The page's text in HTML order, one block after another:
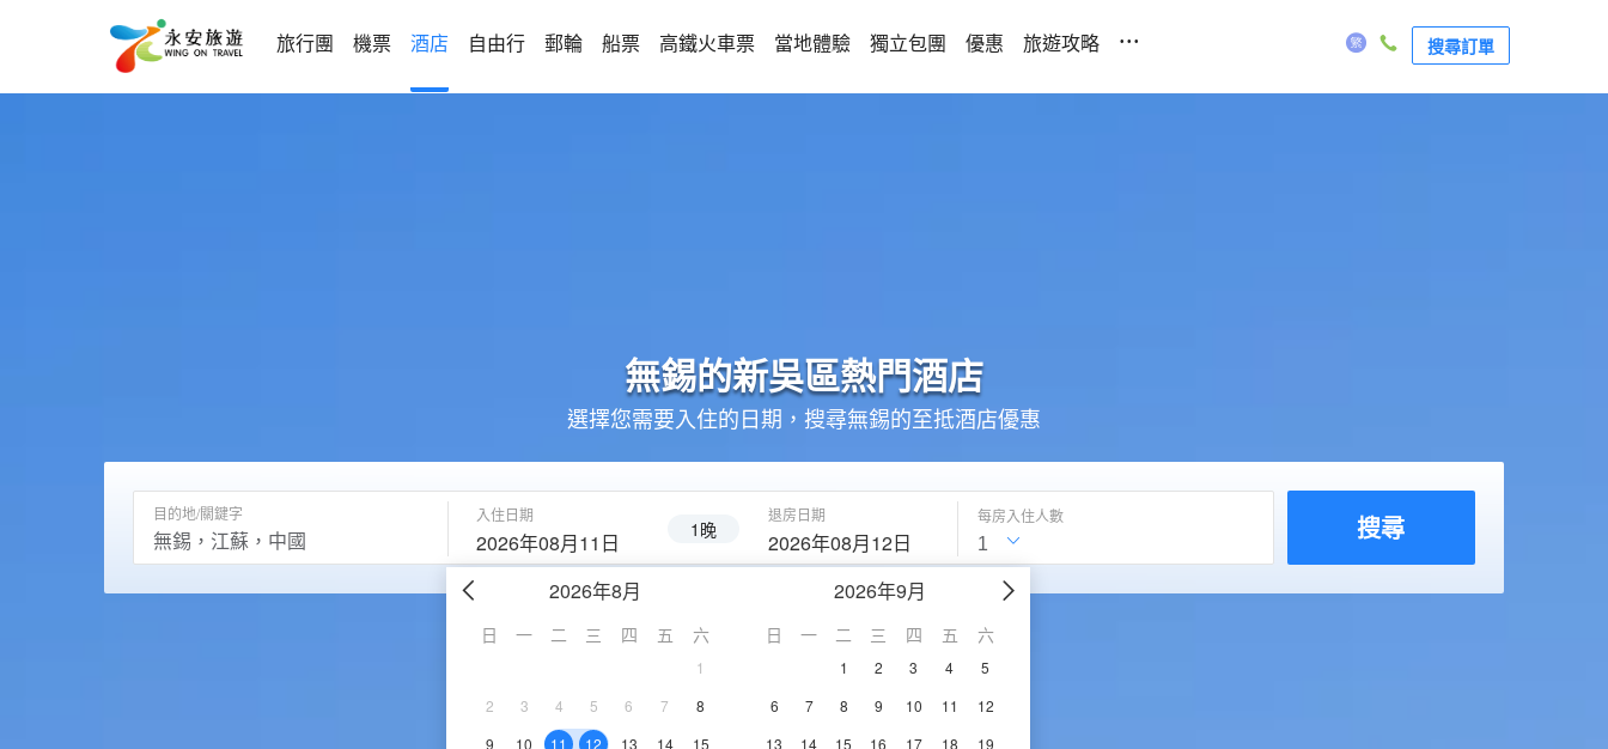
旅行團 機票 酒店 自由行 郵輪 船票 高鐵火車票 當地體驗 獨立包團 優惠 旅遊攻略 ... 搜尋訂單
無錫的新吳區熱門酒店
選擇您需要入住的日期，搜尋無錫的至抵酒店優惠
目的地/關鍵字 入住日期
2026年08月11日 1晚
退房日期
2026年08月12日
2026年8月
日 一 二 三 四 五 六
1
2
3 4 5 6 7
8
9
10 11 12 13 14
15
2026年9月
日 一 二 三 四 五 六
1 2 3 4
5
6
7 8 9 10 11
12
13
14 15 16 17 18
19
每房入住人數 搜尋